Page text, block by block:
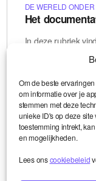
Om de beste
om informatie over je
stemmen met deze
unieke ID's op deze
toestemming intrekt,
en mogelijkheden.
Lees onscookiebeleid
DE WERELD
Het
In deze rubriek
dat in onze
geven we
Le 21-03-2023
Féminisme,genre